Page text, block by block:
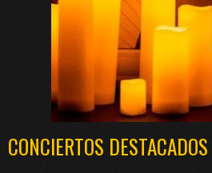
CONCIERTOS DESTACADOS